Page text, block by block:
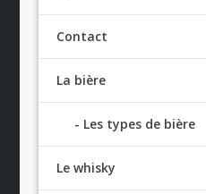
Contact
La bière
Les types de bière
Le whisky